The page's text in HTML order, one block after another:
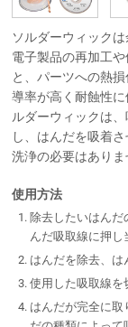
ソルダーウィック
電子製品の再加工
と、パーツへの熱
導率が高く耐蝕性
ルダーウィックは
し、はんだを吸着
洗浄の必要はありま
使用方法
除去したいはんだ
んだ吸取線に押し
はんだを除去、は
使用した吸取線を
はんだが完全に